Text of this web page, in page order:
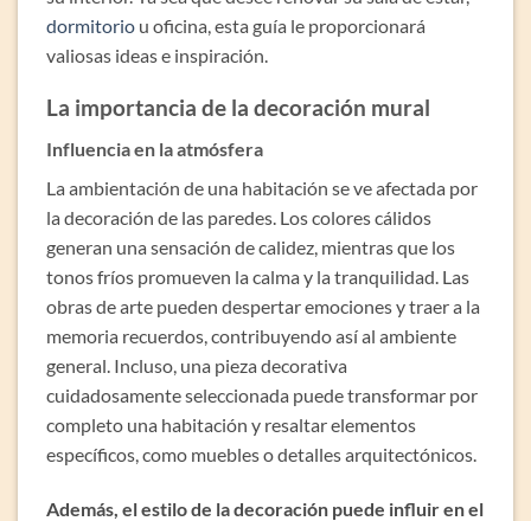
dormitorio u oficina, esta guía le proporcionará
valiosas ideas e inspiración.
La importancia de la decoración mural
Influencia en la atmósfera
La ambientación de una habitación se ve afectada por
la decoración de las paredes. Los colores cálidos
generan una sensación de calidez, mientras que los
tonos fríos promueven la calma y la tranquilidad. Las
obras de arte pueden despertar emociones y traer a la
memoria recuerdos, contribuyendo así al ambiente
general. Incluso, una pieza decorativa
cuidadosamente seleccionada puede transformar por
completo una habitación y resaltar elementos
específicos, como muebles o detalles arquitectónicos.
Además, el estilo de la decoración puede influir en el